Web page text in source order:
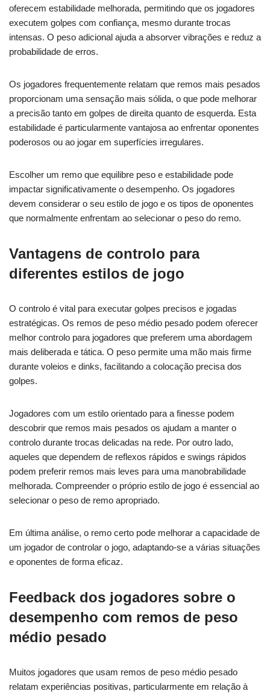
oferecem estabilidade melhorada, permitindo que os jogadores
executem golpes com confiança, mesmo durante trocas
intensas. O peso adicional ajuda a absorver vibrações e reduz a
probabilidade de erros.
Os jogadores frequentemente relatam que remos mais pesados
proporcionam uma sensação mais sólida, o que pode melhorar
a precisão tanto em golpes de direita quanto de esquerda. Esta
estabilidade é particularmente vantajosa ao enfrentar oponentes
poderosos ou ao jogar em superfícies irregulares.
Escolher um remo que equilibre peso e estabilidade pode
impactar significativamente o desempenho. Os jogadores
devem considerar o seu estilo de jogo e os tipos de oponentes
que normalmente enfrentam ao selecionar o peso do remo.
Vantagens de controlo para
diferentes estilos de jogo
O controlo é vital para executar golpes precisos e jogadas
estratégicas. Os remos de peso médio pesado podem oferecer
melhor controlo para jogadores que preferem uma abordagem
mais deliberada e tática. O peso permite uma mão mais firme
durante voleios e dinks, facilitando a colocação precisa dos
golpes.
Jogadores com um estilo orientado para a finesse podem
descobrir que remos mais pesados os ajudam a manter o
controlo durante trocas delicadas na rede. Por outro lado,
aqueles que dependem de reflexos rápidos e swings rápidos
podem preferir remos mais leves para uma manobrabilidade
melhorada. Compreender o próprio estilo de jogo é essencial ao
selecionar o peso de remo apropriado.
Em última análise, o remo certo pode melhorar a capacidade de
um jogador de controlar o jogo, adaptando-se a várias situações
e oponentes de forma eficaz.
Feedback dos jogadores sobre o
desempenho com remos de peso
médio pesado
Muitos jogadores que usam remos de peso médio pesado
relatam experiências positivas, particularmente em relação à